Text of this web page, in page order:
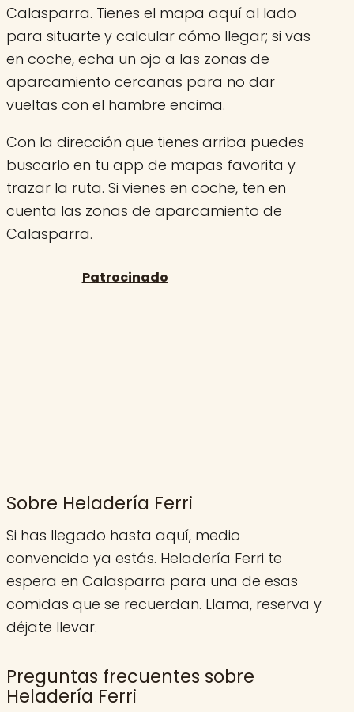
Calasparra. Tienes el mapa aquí al lado
para situarte y calcular cómo llegar; si vas
en coche, echa un ojo a las zonas de
aparcamiento cercanas para no dar
vueltas con el hambre encima.
Con la dirección que tienes arriba puedes
buscarlo en tu app de mapas favorita y
trazar la ruta. Si vienes en coche, ten en
cuenta las zonas de aparcamiento de
Calasparra.
Sobre Heladería Ferri
Si has llegado hasta aquí, medio
convencido ya estás. Heladería Ferri te
espera en Calasparra para una de esas
comidas que se recuerdan. Llama, reserva y
déjate llevar.
Preguntas frecuentes sobre
Heladería Ferri